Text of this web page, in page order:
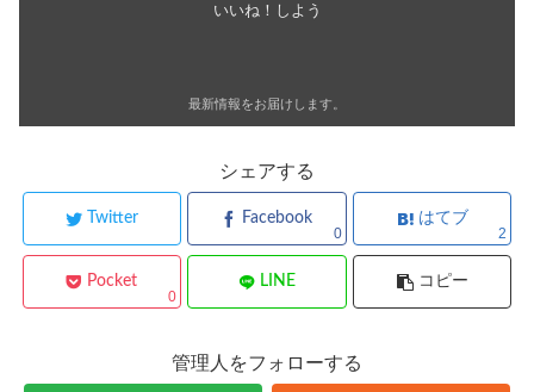
いいね！しよう
最新情報をお届けします。
シェアする
Twitter
Facebook
0
はてブ
2
Pocket
0
LINE コピー
管理人をフォローする